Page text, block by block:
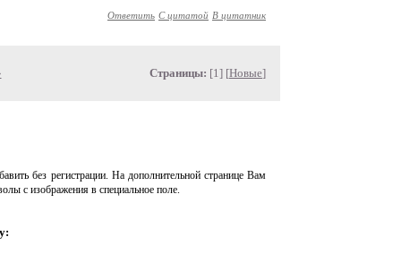
Ответить С цитатой В цитатник
Страницы: [1] [Новые]
без регистрации. На дополнительной странице Вам
с изображения в специальное поле.